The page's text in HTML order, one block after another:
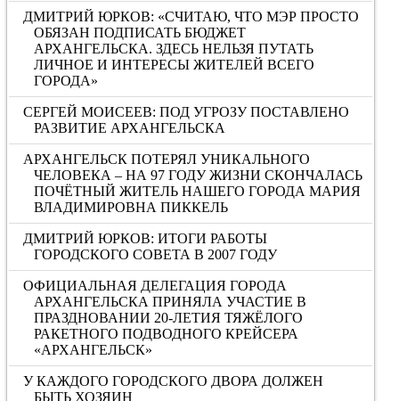
ДМИТРИЙ ЮРКОВ: «СЧИТАЮ, ЧТО МЭР ПРОСТО
ОБЯЗАН ПОДПИСАТЬ БЮДЖЕТ
АРХАНГЕЛЬСКА. ЗДЕСЬ НЕЛЬЗЯ ПУТАТЬ
ЛИЧНОЕ И ИНТЕРЕСЫ ЖИТЕЛЕЙ ВСЕГО
ГОРОДА»
СЕРГЕЙ МОИСЕЕВ: ПОД УГРОЗУ ПОСТАВЛЕНО
РАЗВИТИЕ АРХАНГЕЛЬСКА
АРХАНГЕЛЬСК ПОТЕРЯЛ УНИКАЛЬНОГО
ЧЕЛОВЕКА – НА 97 ГОДУ ЖИЗНИ СКОНЧАЛАСЬ
ПОЧЁТНЫЙ ЖИТЕЛЬ НАШЕГО ГОРОДА МАРИЯ
ВЛАДИМИРОВНА ПИККЕЛЬ
ДМИТРИЙ ЮРКОВ: ИТОГИ РАБОТЫ
ГОРОДСКОГО СОВЕТА В 2007 ГОДУ
ОФИЦИАЛЬНАЯ ДЕЛЕГАЦИЯ ГОРОДА
АРХАНГЕЛЬСКА ПРИНЯЛА УЧАСТИЕ В
ПРАЗДНОВАНИИ 20-ЛЕТИЯ ТЯЖЁЛОГО
РАКЕТНОГО ПОДВОДНОГО КРЕЙСЕРА
«АРХАНГЕЛЬСК»
У КАЖДОГО ГОРОДСКОГО ДВОРА ДОЛЖЕН
БЫТЬ ХОЗЯИН